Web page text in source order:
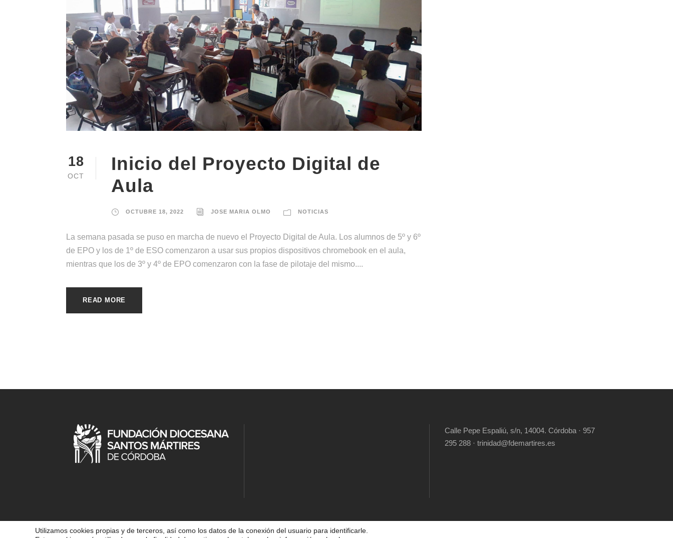
18
OCT
Inicio del Proyecto Digital de
Aula
OCTUBRE 18, 2022 JOSE MARIA OLMO NOTICIAS
La semana pasada se puso en marcha de nuevo el Proyecto Digital de Aula. Los alumnos de 5º y 6º
de EPO y los de 1º de ESO comenzaron a usar sus propios dispositivos chromebook en el aula,
mientras que los de 3º y 4º de EPO comenzaron con la fase de pilotaje del mismo....
READ MORE
Calle Pepe Espaliú, s/n, 14004. Córdoba · 957
295 288 · trinidad@fdemartires.es
Utilizamos cookies propias y de terceros, así como los datos de la conexión del usuario para identificarle.